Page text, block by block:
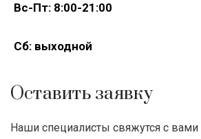
Вс-Пт: 8:00-21:00
Сб: выходной
Оставить заявку
Наши специалисты свяжутся с